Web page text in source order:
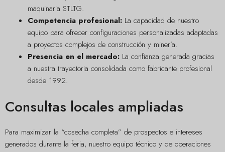
maquinaria STLTG.
Competencia profesional: La capacidad de nuestro
equipo para ofrecer configuraciones personalizadas adaptadas
a proyectos complejos de construcción y minería.
Presencia en el mercado: La confianza generada gracias
a nuestra trayectoria consolidada como fabricante profesional
desde 1992.
Consultas locales ampliadas
Para maximizar la “cosecha completa” de prospectos e intereses
generados durante la feria, nuestro equipo técnico y de operaciones